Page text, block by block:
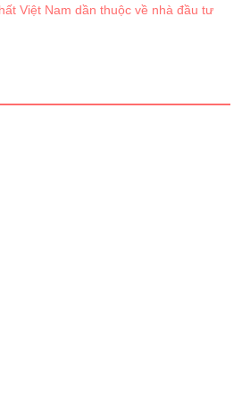
Việt Nam dần thuộc về nhà đầu tư